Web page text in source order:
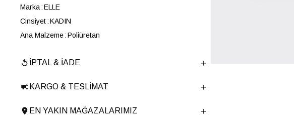
Marka ELLE
Cinsiyet KADIN
Ana Malzeme Poliüretan
En
35 cm
Derinlik
3 cm
Ürün Cinsi
Çapraz Çanta
İPTAL & İADE
KARGO & TESLIMAT
EN YAKIN MAĞAZALARIMIZ